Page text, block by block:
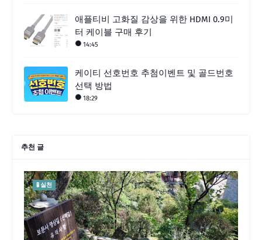
애플티비 고화질 감상을 위한 HDMI 0.9미
터 케이블 구매 후기
14:45
케이티 선호번호 추첨이벤트 및 골드번호
선택 방법
18:29
추천 글
🧪 실천